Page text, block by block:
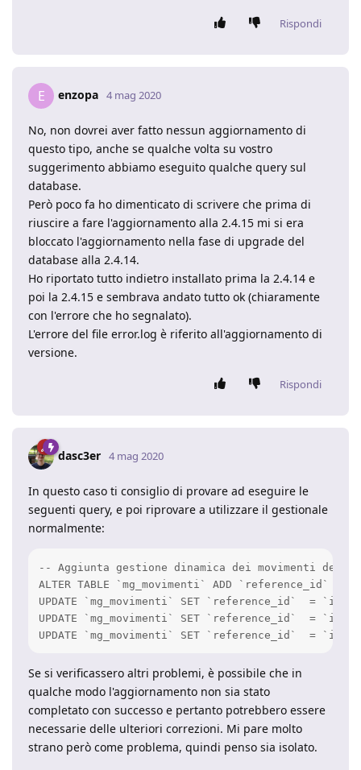
Rispondi
E enzopa 4 mag 2020
No, non dovrei aver fatto nessun aggiornamento di
questo tipo, anche se qualche volta su vostro
suggerimento abbiamo eseguito qualche query sul
database.
Però poco fa ho dimenticato di scrivere che prima di
riuscire a fare l'aggiornamento alla 2.4.15 mi si era
bloccato l'aggiornamento nella fase di upgrade del
database alla 2.4.14.
Ho riportato tutto indietro installato prima la 2.4.14 e
poi la 2.4.15 e sembrava andato tutto ok (chiaramente
con l'errore che ho segnalato).
L'errore del file error.log è riferito all'aggiornamento di
versione.
Rispondi
dasc3er 4 mag 2020
In questo caso ti consiglio di provare ad eseguire le
seguenti query, e poi riprovare a utilizzare il gestionale
normalmente:
-- Aggiunta gestione dinamica dei movimenti
ALTER TABLE `mg_movimenti` ADD `reference_id`
UPDATE `mg_movimenti` SET `reference_id`  =
UPDATE `mg_movimenti` SET `reference_id`  =
Se si verificassero altri problemi, è possibile che in
qualche modo l'aggiornamento non sia stato
completato con successo e pertanto potrebbero essere
necessarie delle ulteriori correzioni. Mi pare molto
strano però come problema, quindi penso sia isolato.